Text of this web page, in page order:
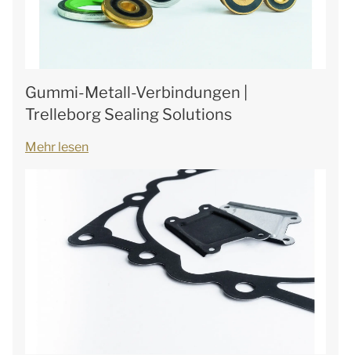
Gummi-Metall-Verbindungen |
Trelleborg Sealing Solutions
Mehr lesen